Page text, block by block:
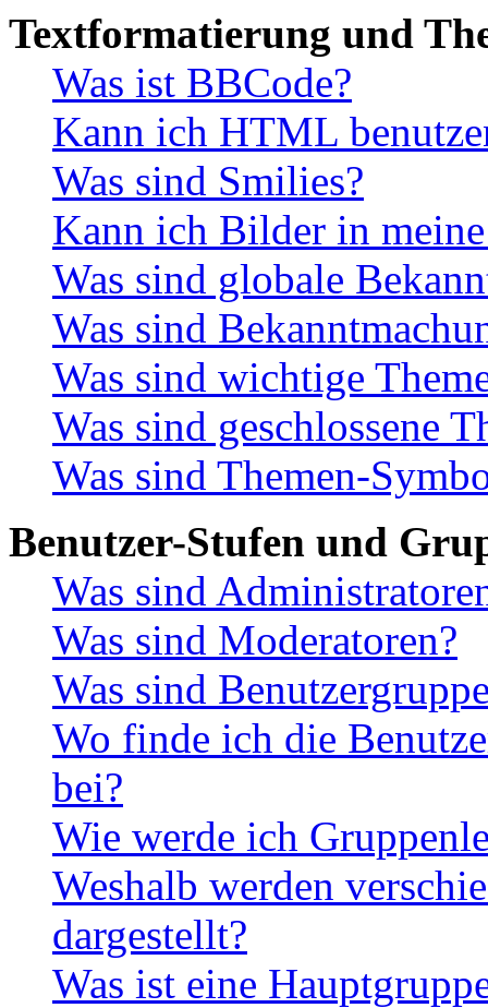
Textformatierung und
Was ist BBCode?
Kann ich HTML
Was sind Smilies?
Kann ich Bilder in
Was sind globale
Was sind
Was sind wichtige
Was sind geschlossene
Was sind Themen-
Benutzer-Stufen und
Was sind
Was sind Moderatoren?
Was sind
Wo finde ich die
bei?
Wie werde ich
Weshalb werden
dargestellt?
Was ist eine